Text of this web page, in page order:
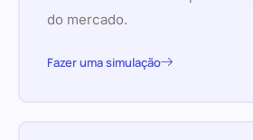
do mercado.
Fazer uma simulação